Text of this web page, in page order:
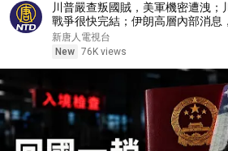
川普嚴查叛國賊，美軍機密遭洩；
戰爭很快完結；伊朗高層內部消息
世；赴美生子路斷；中製路由器後
中」一次【全球新聞】2026-08-07
新唐人電視台
New 76K views